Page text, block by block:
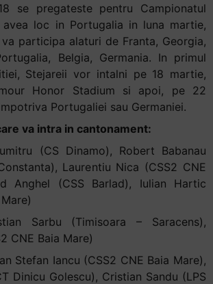
se pregateste pentru Campionatul
avea loc in Portugalia in luna martie,
participa alaturi de Franta, Georgia,
Belgia, Germania. In primul
Stejareii vor intalni pe 18 martie,
Honor Stadium si apoi, pe 22
Portugaliei sau Germaniei.
va intra in cantonament:
(CS Dinamo), Robert Babanau
Laurentiu Nica (CSS2 CNE
Anghel (CSS Barlad), Iulian Hartic
Sarbu (Timisoara – Saracens),
CNE Baia Mare)
Stefan Iancu (CSS2 CNE Baia Mare),
Dinicu Golescu), Cristian Sandu (LPS